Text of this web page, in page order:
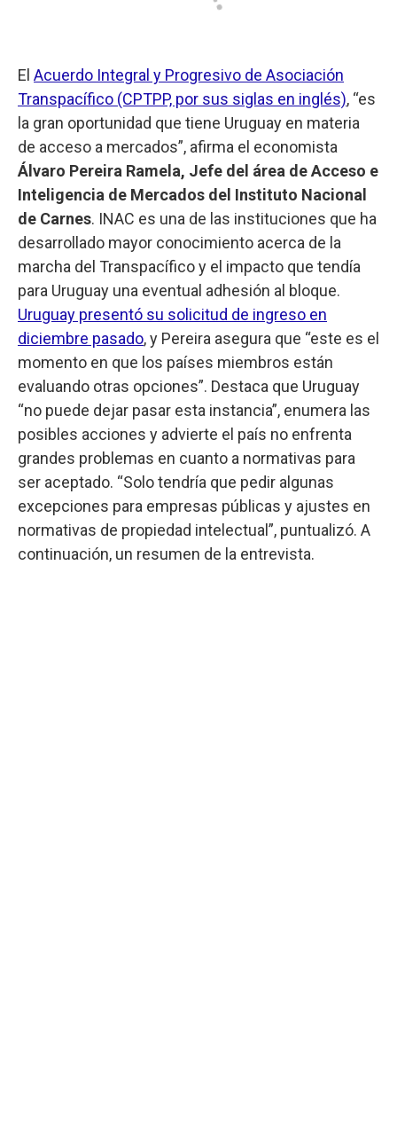
El Acuerdo Integral y Progresivo de Asociación
Transpacífico (CPTPP, por sus siglas en inglés), “es
la gran oportunidad que tiene Uruguay en materia
de acceso a mercados”, afirma el economista
Álvaro Pereira Ramela, Jefe del área de Acceso e
Inteligencia de Mercados del Instituto Nacional
de Carnes. INAC es una de las instituciones que ha
desarrollado mayor conocimiento acerca de la
marcha del Transpacífico y el impacto que tendía
para Uruguay una eventual adhesión al bloque.
Uruguay presentó su solicitud de ingreso en
diciembre pasado, y Pereira asegura que “este es el
momento en que los países miembros están
evaluando otras opciones”. Destaca que Uruguay
“no puede dejar pasar esta instancia”, enumera las
posibles acciones y advierte el país no enfrenta
grandes problemas en cuanto a normativas para
ser aceptado. “Solo tendría que pedir algunas
excepciones para empresas públicas y ajustes en
normativas de propiedad intelectual”, puntualizó. A
continuación, un resumen de la entrevista.